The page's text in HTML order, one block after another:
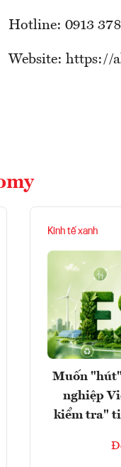
Hotline: 0913 378
Website: https://
Kinh tế xanh
Muốn
nghiệp
kiểm tra"